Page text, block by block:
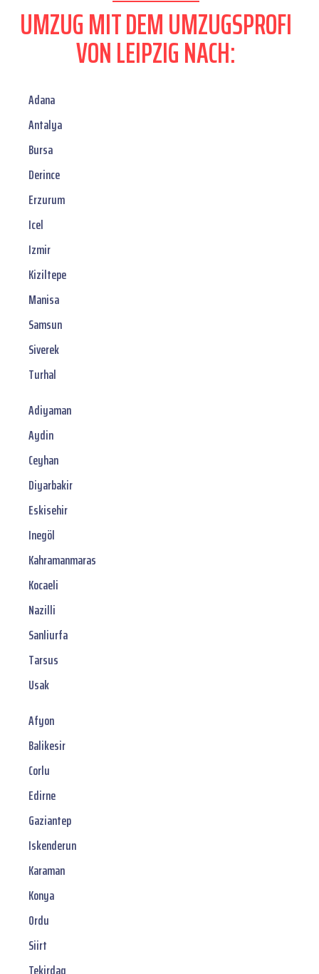
UMZUG MIT DEM UMZUGSPROFI
VON LEIPZIG NACH:
Adana
Antalya
Bursa
Derince
Erzurum
Icel
Izmir
Kiziltepe
Manisa
Samsun
Siverek
Turhal
Adiyaman
Aydin
Ceyhan
Diyarbakir
Eskisehir
Inegöl
Kahramanmaras
Kocaeli
Nazilli
Sanliurfa
Tarsus
Usak
Afyon
Balikesir
Corlu
Edirne
Gaziantep
Iskenderun
Karaman
Konya
Ordu
Siirt